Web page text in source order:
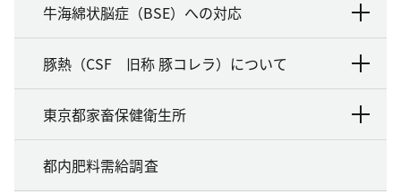
牛海綿状脳症（BSE）への対応
豚熱（CSF 旧称 豚コレラ）について
東京都家畜保健衛生所
都内肥料需給調査